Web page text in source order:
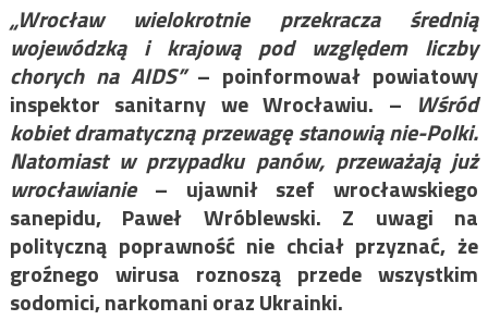
„Wrocław wielokrotnie przekracza średnią
wojewódzką i krajową pod względem liczby
chorych na AIDS”– poinformował powiatowy
inspektor sanitarny we Wrocławiu. – Wśród
kobiet dramatyczną przewagę stanowią nie-Polki.
Natomiast w przypadku panów, przeważają już
wrocławianie– ujawnił szef wrocławskiego
sanepidu, Paweł Wróblewski. Z uwagi na
polityczną poprawność nie chciał przyznać, że
groźnego wirusa roznoszą przede wszystkim
sodomici, narkomani oraz Ukrainki.